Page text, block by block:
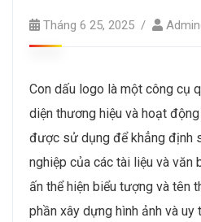
Tháng 6 25, 2025
Con dấu logo là một công cụ
diện thương hiệu và hoạt
được sử dụng để khẳng định
nghiệp của các tài liệu và văn
ấn thể hiện biểu tượng và tên
phần xây dựng hình ảnh và uy